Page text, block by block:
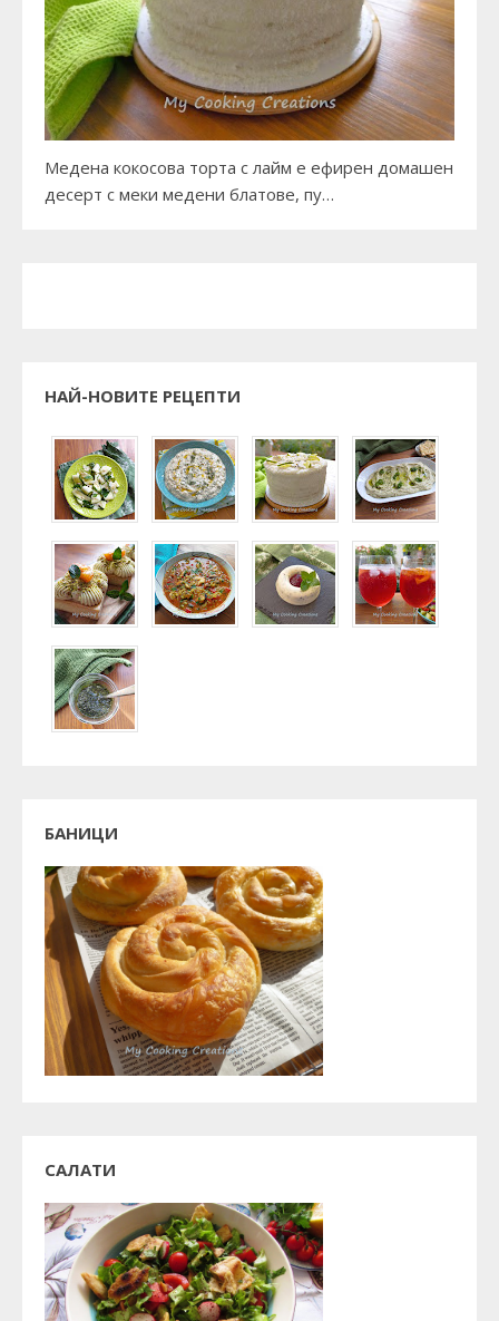
Медена кокосова торта с лайм е ефирен домашен
десерт с меки медени блатове, пу…
НАЙ-НОВИТЕ РЕЦЕПТИ
БАНИЦИ
САЛАТИ